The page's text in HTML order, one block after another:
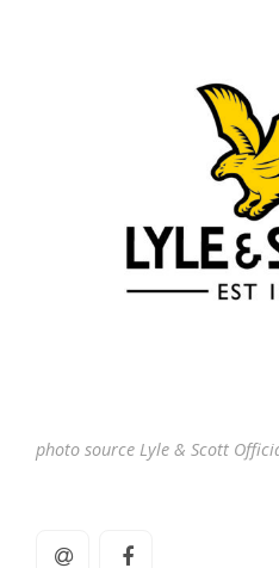
photo source Lyle & Scott